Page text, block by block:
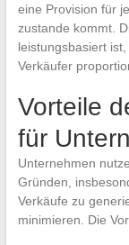
eine Provision für
zustande kommt.
leistungsbasiert
Verkäufer
Vorteile
für
Unternehmen
Gründen,
Verkäufe zu
minimieren. Die